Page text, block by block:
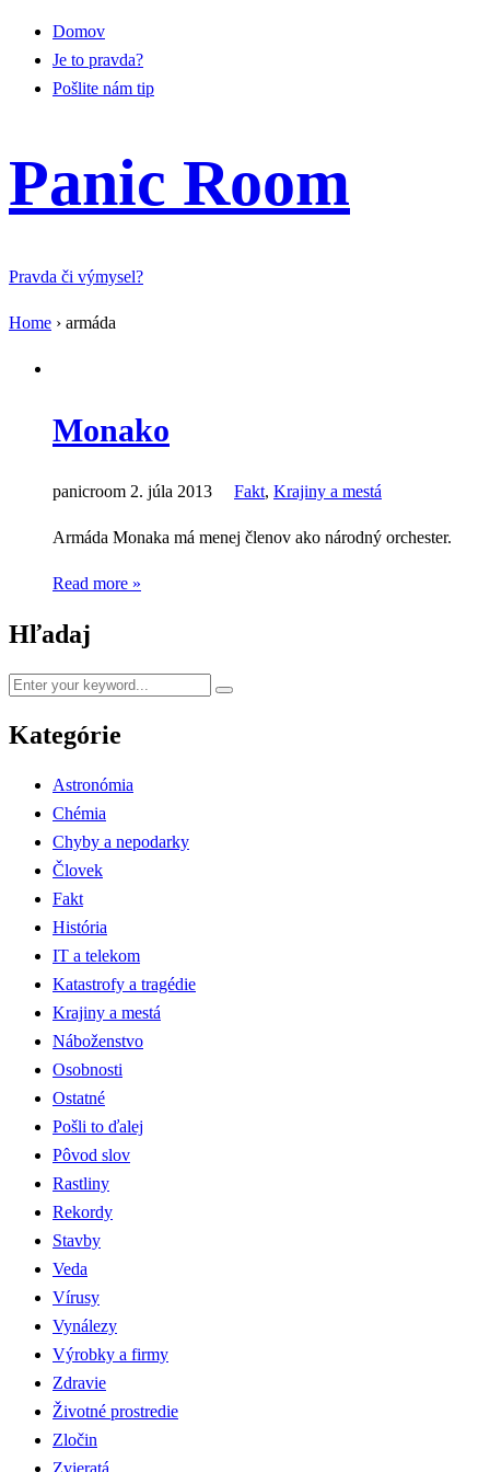
Domov
Je to pravda?
Pošlite nám tip
Panic Room
Pravda či výmysel?
Home › armáda
Monako
panicroom 2. júla 2013 Fakt, Krajiny a mestá
Armáda Monaka má menej členov ako národný orchester.
Read more »
Hľadaj
Kategórie
Astronómia
Chémia
Chyby a nepodarky
Človek
Fakt
História
IT a telekom
Katastrofy a tragédie
Krajiny a mestá
Náboženstvo
Osobnosti
Ostatné
Pošli to ďalej
Pôvod slov
Rastliny
Rekordy
Stavby
Veda
Vírusy
Vynálezy
Výrobky a firmy
Zdravie
Životné prostredie
Zločin
Zvieratá